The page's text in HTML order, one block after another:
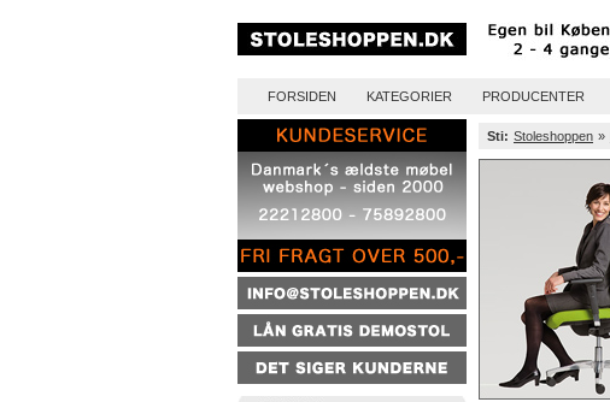
FORSIDEN KATEGORIER PRODUCENTER
Sti: Stoleshoppen »